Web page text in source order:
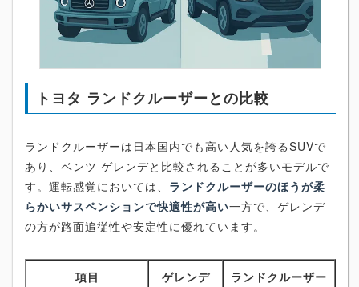
トヨタ ランドクルーザーとの比較
ランドクルーザーは日本国内でも高い人気を誇るSUVで
あり、ベンツ ゲレンデと比較されることが多いモデルで
す。運転感覚においては、 ランドクルーザーのほうが柔
らかいサスペンションで快適性が高い一方で、ゲレンデ
の方が路面追従性や安定性に優れています。
項目 ゲレンデ ランドクルーザー